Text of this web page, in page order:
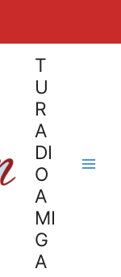
T
U
R
A
DI
O
A
MI
G
A